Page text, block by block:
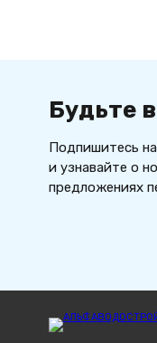
Будьте
Подпишитесь
и узнавайте о
предложениях